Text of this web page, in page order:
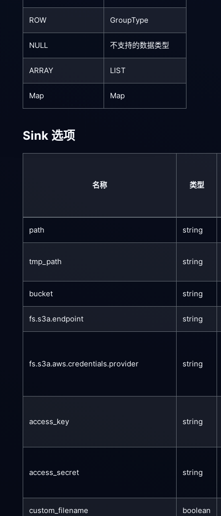
ROW GroupType
NULL 不支持的数据类型
ARRAY LIST
Map Map
Sink 选项
名称 类型
path string
tmp_path string
bucket string
fs.s3a.endpoint string
fs.s3a.aws.credentials.provider string
access_key string
access_secret string
custom_filename boolean